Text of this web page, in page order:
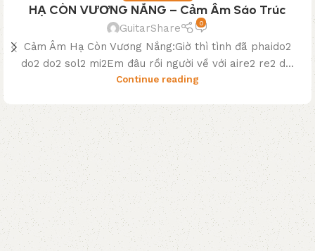
HẠ CÒN VƯƠNG NẮNG – Cảm Âm Sáo Trúc
GuitarShare 0
Cảm Âm Hạ Còn Vương Nắng:Giờ thì tình đã phaido2
do2 do2 sol2 mi2Em đâu rồi người về với aire2 re2 d...
Continue reading